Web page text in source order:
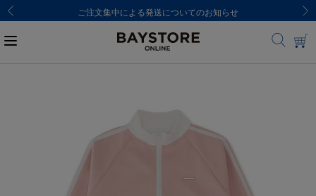
ご注文集中による発送についてのお知らせ